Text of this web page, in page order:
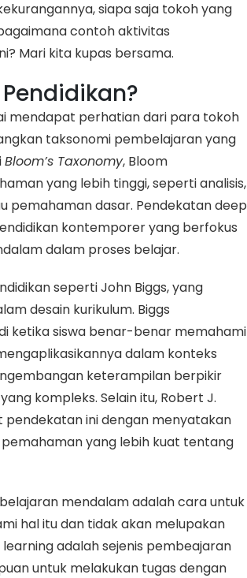
siapa saja tokoh yang
contoh aktivitas
Mari kita kupas bersama.
mendapat perhatian dari para tokoh
taksonomi pembelajaran yang
Bloom’s Taxonomy, Bloom
yang lebih tinggi, seperti analisis,
pemahaman dasar. Pendekatan deep
kontemporer yang berfokus
dalam proses belajar.
seperti John Biggs, yang
desain kurikulum. Biggs
ketika siswa benar-benar memahami
dalam konteks
keterampilan berpikir
kompleks. Selain itu, Robert J.
pendekatan ini dengan menyatakan
yang lebih kuat tentang
mendalam adalah cara untuk
hal itu dan tidak akan melupakan
adalah sejenis pembeajaran
untuk melakukan tugas dengan